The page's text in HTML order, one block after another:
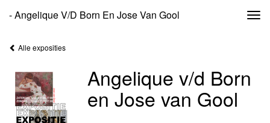
- Angelique V/d Born En Jose Van Gool
Alle exposities
Angelique v/d Born
en Jose van Gool